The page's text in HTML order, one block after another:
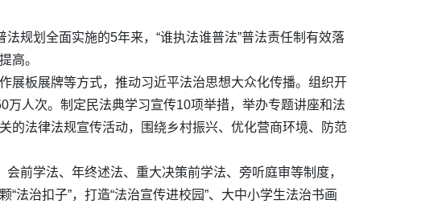
规划全面实施的5年来，“谁执法谁普法”普法责任制有效落
高。
展板展牌等方式，推动习近平法治思想大众化传播。组织开
万人次。制定民法典学习宣传10项举措，举办专题讲座和法
的法律法规宣传活动，围绕乡村振兴、优化营商环境、防范
前学法、年终述法、重大决策前学法、旁听庭审等制度，
法治扣子”，打造“法治宣传进校园”、大中小学生法治书画